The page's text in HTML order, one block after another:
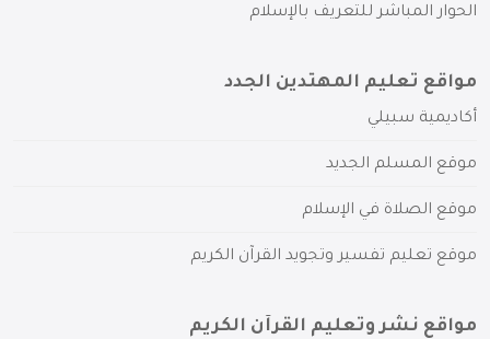
الحوار المباشر للتعريف بالإسلام
مواقع تعليم المهتدين الجدد
أكاديمية سبيلي
موقع المسلم الجديد
موقع الصلاة في الإسلام
موقع تعليم تفسير وتجويد القرآن الكريم
مواقع نشر وتعليم القرآن الكريم